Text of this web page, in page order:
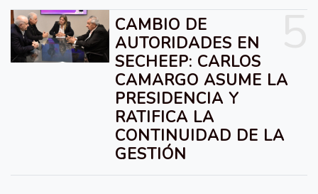
CAMBIO DE
AUTORIDADES EN
SECHEEP: CARLOS
CAMARGO ASUME LA
PRESIDENCIA Y
RATIFICA LA
CONTINUIDAD DE LA
GESTIÓN